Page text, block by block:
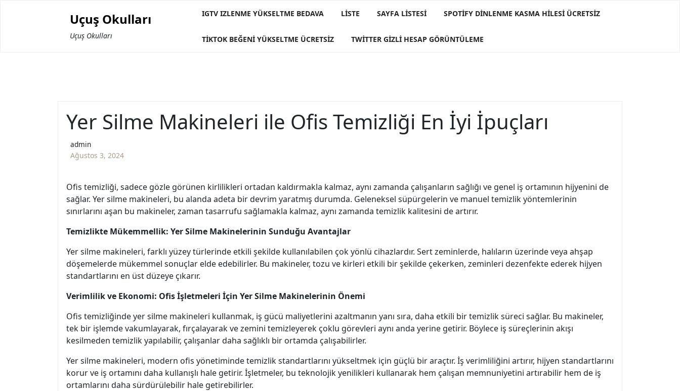
Uçuş Okulları
Uçuş Okulları
IGTV IZLENME YÜKSELTME BEDAVA LISTE SAYFA LISTESI SPOTIFY DINLENME KASMA HILESI ÜCRETSIZ
TIKTOK BEĞENI YÜKSELTME ÜCRETSIZ TWITTER GIZLI HESAP GÖRÜNTÜLEME
Yer Silme Makineleri ile Ofis Temizliği En İyi İpuçları
admin
Ağustos 3, 2024
Ofis temizliği, sadece gözle görünen kirlilikleri ortadan kaldırmakla kalmaz, aynı zamanda çalışanların sağlığı ve genel iş ortamının hijyenini de
sağlar. Yer silme makineleri, bu alanda adeta bir devrim yaratmış durumda. Geleneksel süpürgelerin ve manuel temizlik yöntemlerinin
sınırlarını aşan bu makineler, zaman tasarrufu sağlamakla kalmaz, aynı zamanda temizlik kalitesini de artırır.
Temizlikte Mükemmellik: Yer Silme Makinelerinin Sunduğu Avantajlar
Yer silme makineleri, farklı yüzey türlerinde etkili şekilde kullanılabilen çok yönlü cihazlardır. Sert zeminlerde, halıların üzerinde veya ahşap
döşemelerde mükemmel sonuçlar elde edebilirler. Bu makineler, tozu ve kirleri etkili bir şekilde çekerken, zeminleri dezenfekte ederek hijyen
standartlarını en üst düzeye çıkarır.
Verimlilik ve Ekonomi: Ofis İşletmeleri İçin Yer Silme Makinelerinin Önemi
Ofis temizliğinde yer silme makineleri kullanmak, iş gücü maliyetlerini azaltmanın yanı sıra, daha etkili bir temizlik süreci sağlar. Bu makineler,
tek bir işlemde vakumlayarak, fırçalayarak ve zemini temizleyerek çoklu görevleri aynı anda yerine getirir. Böylece iş süreçlerinin akışı
kesilmeden temizlik yapılabilir, çalışanlar daha sağlıklı bir ortamda çalışabilirler.
Yer silme makineleri, modern ofis yönetiminde temizlik standartlarını yükseltmek için güçlü bir araçtır. İş verimliliğini artırır, hijyen standartlarını
korur ve iş ortamını daha kullanışlı hale getirir. İşletmeler, bu teknolojik yenilikleri kullanarak hem çalışan memnuniyetini artırabilir hem de iş
ortamlarını daha sürdürülebilir hale getirebilirler.